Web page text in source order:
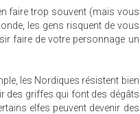
faire trop souvent (mais vous
les gens risquent de vous
faire de votre personnage un
les Nordiques résistent bien
des griffes qui font des dégâts
elfes peuvent devenir des